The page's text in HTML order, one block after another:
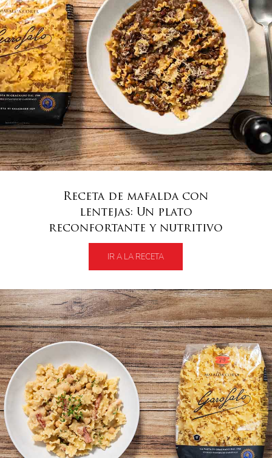
Receta de mafalda con
lentejas: Un plato
reconfortante y nutritivo
IR A LA RECETA